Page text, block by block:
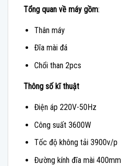
Tổng quan về máy gồm:
Thân máy
Đĩa mài đá
Chổi than 2pcs
Thông số kĩ thuật
Điện áp 220V-50Hz
Công suất 3600W
Tốc độ không tải 3900v/p
Đường kính đĩa mài 400mm